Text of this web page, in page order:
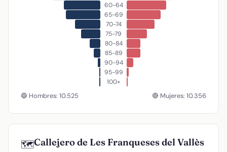
60-64
65-69
70-74
75-79
80-84
85-89
90-94
95-99
100+
🔵 Hombres: 10.525 🔴 Mujeres: 10.356
🗺️Callejero de Les Franqueses del Vallès